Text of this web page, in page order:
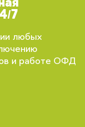
7
любых
и работе ОФД